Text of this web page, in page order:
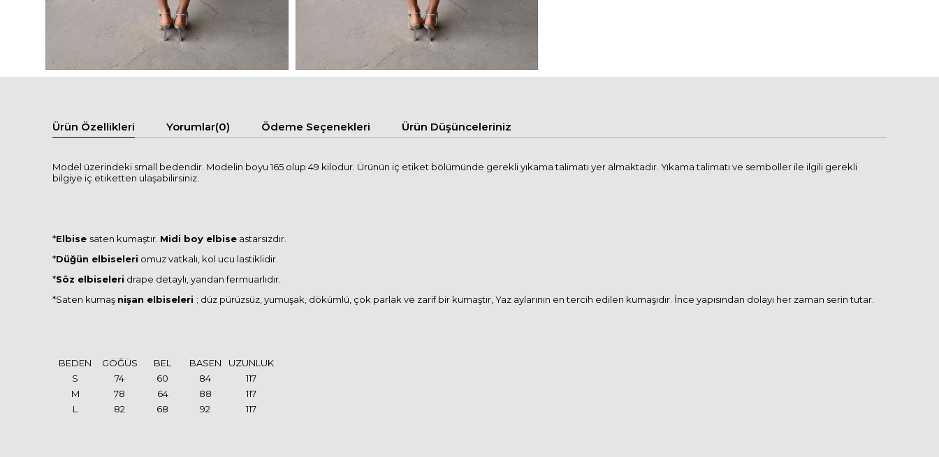
Ürün Özellikleri Yorumlar(0) Ödeme Seçenekleri Ürün Düşünceleriniz
Model üzerindeki small bedendir. Modelin boyu 165 olup 49 kilodur. Ürünün iç etiket bölümünde gerekli yıkama talimatı yer almaktadır. Yıkama talimatı ve semboller ile ilgili gerekli
bilgiye iç etiketten ulaşabilirsiniz.
*Elbise saten kumaştır. Midi boy elbise astarsızdır.
*Düğün elbiseleri omuz vatkalı, kol ucu lastiklidir.
*Söz elbiseleri drape detaylı, yandan fermuarlıdır.
*Saten kumaş nişan elbiseleri ; düz pürüzsüz, yumuşak, dökümlü, çok parlak ve zarif bir kumaştır, Yaz aylarının en tercih edilen kumaşıdır. İnce yapısından dolayı her zaman serin tutar.
BEDEN GÖĞÜS BEL BASEN
UZUNLUK
S
74 60 84
117
M
78 64 88
117
L
82 68 92 117